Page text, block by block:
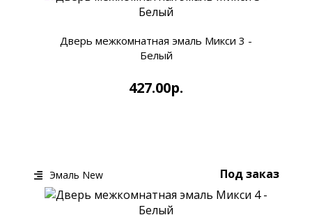
Дверь межкомнатная эмаль Микси 3 -
Белый
427.00р.
Под заказ
Эмаль New